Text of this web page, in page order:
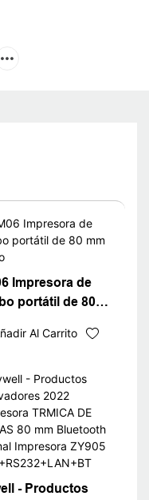
Impresora de
portátil de 80
Al Carrito
- Productos